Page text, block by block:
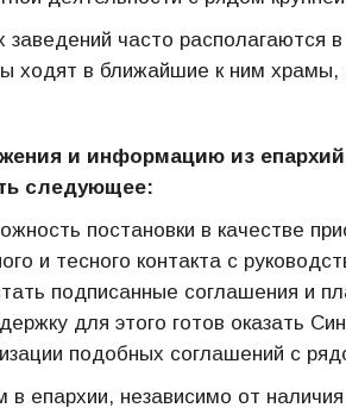
часто располагаются
ходят в ближайшие к ним храмы,
и информацию из
следующее:
постановки в качестве
и тесного контакта с
подписанные соглашения и
для этого готов оказать
подобных соглашений с
епархии, независимо от